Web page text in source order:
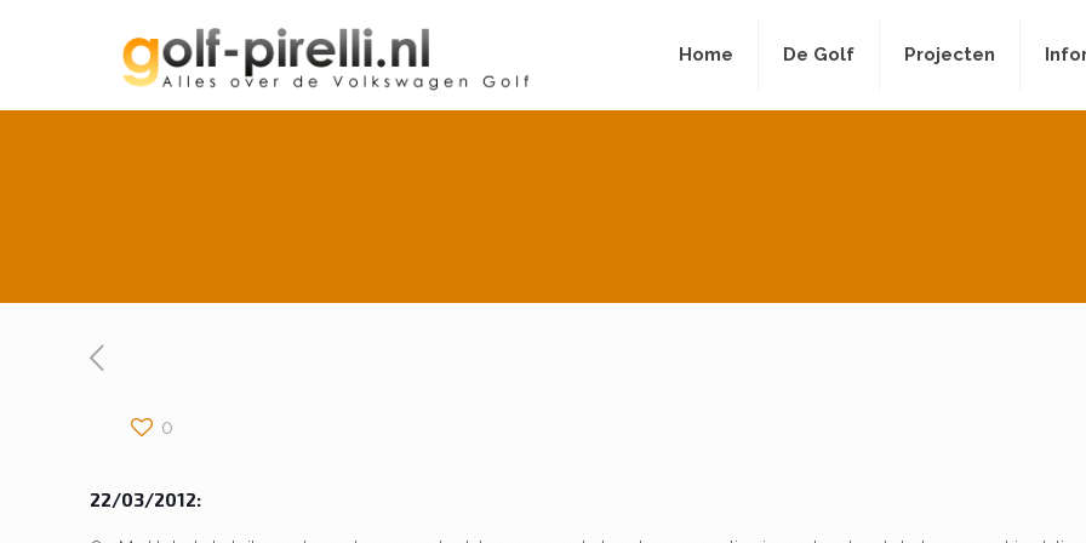
Home De Golf Projecten
0
22/03/2012: